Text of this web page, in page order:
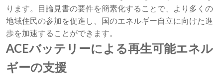
ります。目論見書の要件を簡素化することで、より多くの
地域住民の参加を促進し、国のエネルギー自立に向けた進
歩を加速することができます。
ACEバッテリーによる再生可能エネル
ギーの支援